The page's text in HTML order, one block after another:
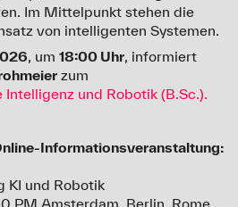
Im Mittelpunkt stehen die
von intelligenten Systemen.
, um 18:00 Uhr, informiert
zum
Intelligenz und Robotik (B.Sc.).
Informationsveranstaltung:
KI und Robotik
PM Amsterdam, Berlin, Rome,